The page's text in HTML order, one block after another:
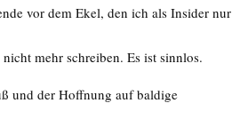
vor dem Ekel, den ich als Insider nur
mehr schreiben. Es ist sinnlos.
und der Hoffnung auf baldige